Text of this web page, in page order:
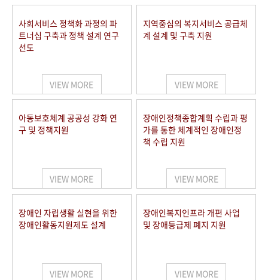
사회서비스 정책화 과정의 파
트너십 구축과 정책 설계 연구
선도
VIEW MORE
지역중심의 복지서비스 공급체
계 설계 및 구축 지원
VIEW MORE
아동보호체계 공공성 강화 연
구 및 정책지원
VIEW MORE
장애인정책종합계획 수립과 평
가를 통한 체계적인 장애인정
책 수립 지원
VIEW MORE
장애인 자립생활 실현을 위한
장애인활동지원제도 설계
VIEW MORE
장애인복지인프라 개편 사업
및 장애등급제 폐지 지원
VIEW MORE